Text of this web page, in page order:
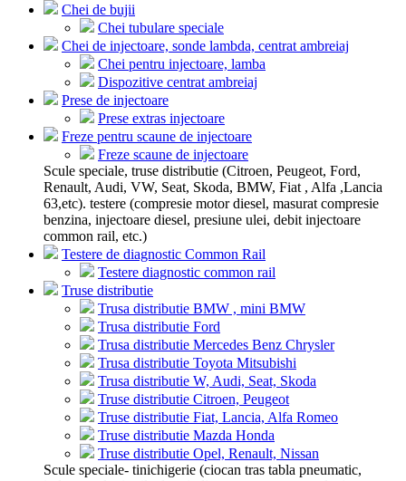
Chei de bujii
Chei tubulare speciale
Chei de injectoare, sonde lambda, centrat ambreiaj
Chei pentru injectoare, lamba
Dispozitive centrat ambreiaj
Prese de injectoare
Prese extras injectoare
Freze pentru scaune de injectoare
Freze scaune de injectoare
Scule speciale, truse distributie (Citroen, Peugeot, Ford,
Renault, Audi, VW, Seat, Skoda, BMW, Fiat , Alfa ,Lancia
63,etc). testere (compresie motor diesel, masurat compresie
benzina, injectoare diesel, presiune ulei, debit injectoare
common rail, etc.)
Testere de diagnostic Common Rail
Testere diagnostic common rail
Truse distributie
Trusa distributie BMW , mini BMW
Trusa distributie Ford
Trusa distributie Mercedes Benz Chrysler
Trusa distributie Toyota Mitsubishi
Trusa distributie W, Audi, Seat, Skoda
Truse distributie Citroen, Peugeot
Truse distributie Fiat, Lancia, Alfa Romeo
Truse distributie Mazda Honda
Truse distributie Opel, Renault, Nissan
Scule speciale- tinichigerie (ciocan tras tabla pneumatic,